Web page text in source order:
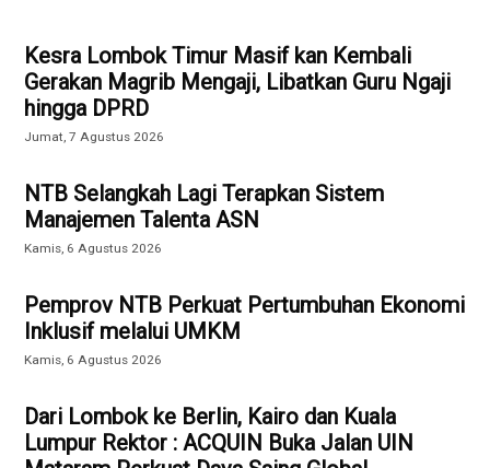
Kesra Lombok Timur Masif kan Kembali
Gerakan Magrib Mengaji, Libatkan Guru Ngaji
hingga DPRD
Jumat, 7 Agustus 2026
NTB Selangkah Lagi Terapkan Sistem
Manajemen Talenta ASN
Kamis, 6 Agustus 2026
Pemprov NTB Perkuat Pertumbuhan Ekonomi
Inklusif melalui UMKM
Kamis, 6 Agustus 2026
Dari Lombok ke Berlin, Kairo dan Kuala
Lumpur Rektor : ACQUIN Buka Jalan UIN